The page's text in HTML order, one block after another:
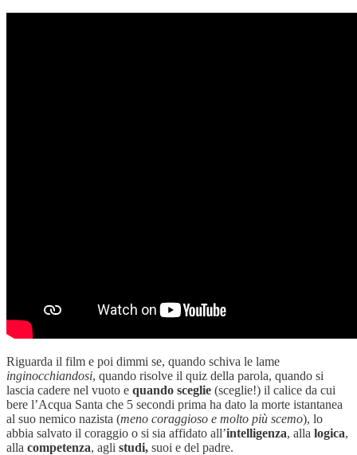
Riguarda il film e poi dimmi se, quando schiva le lame
inginocchiandosi, quando risolve il quiz della parola, quando si
lascia cadere nel vuoto e quando sceglie (sceglie!) il calice da cui
bere l’Acqua Santa che 5 secondi prima ha dato la morte istantanea
al suo nemico nazista (meno coraggioso e molto più scemo), lo
abbia salvato il coraggio o si sia affidato all’intelligenza, alla logica,
alla competenza, agli studi, suoi e del padre.